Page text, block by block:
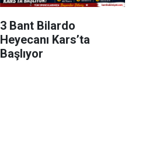
3 Bant Bilardo
Heyecanı Kars’ta
Başlıyor